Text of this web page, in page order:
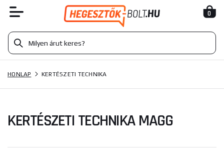
0
HONLAP KERTÉSZETI TECHNIKA
KERTÉSZETI TECHNIKA MAGG